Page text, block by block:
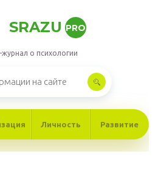
SRAZU PRO
о психологии
Личность Развитие